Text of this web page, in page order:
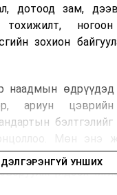
дотоод зам,
ногоон
зохион
наадмын өдрүүдэд
ариун цэврийн
бэлтгэлийг
анхаарах
үлдээх
ДЭЛГЭРЭНГҮЙ УНШИХ